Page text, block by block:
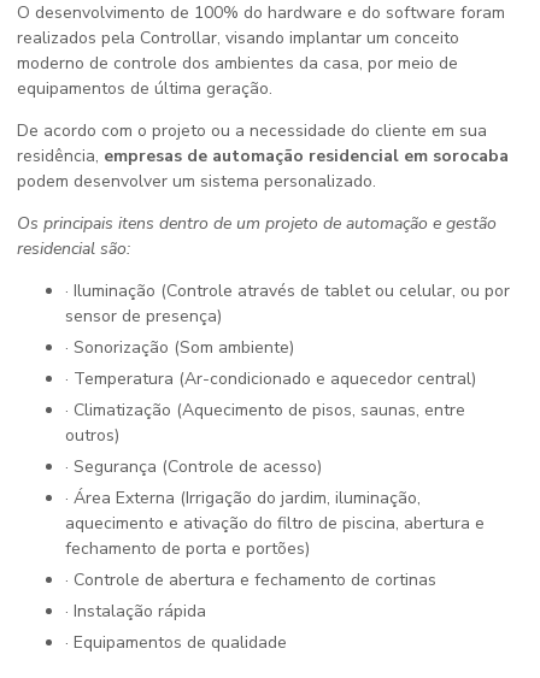
O desenvolvimento de 100% do hardware e do software foram
realizados pela Controllar, visando implantar um conceito
moderno de controle dos ambientes da casa, por meio de
equipamentos de última geração.
De acordo com o projeto ou a necessidade do cliente em sua
residência, empresas de automação residencial em sorocaba
podem desenvolver um sistema personalizado.
Os principais itens dentro de um projeto de automação e gestão
residencial são:
· Iluminação (Controle através de tablet ou celular, ou por
sensor de presença)
· Sonorização (Som ambiente)
· Temperatura (Ar-condicionado e aquecedor central)
· Climatização (Aquecimento de pisos, saunas, entre
outros)
· Segurança (Controle de acesso)
· Área Externa (Irrigação do jardim, iluminação,
aquecimento e ativação do filtro de piscina, abertura e
fechamento de porta e portões)
· Controle de abertura e fechamento de cortinas
· Instalação rápida
· Equipamentos de qualidade